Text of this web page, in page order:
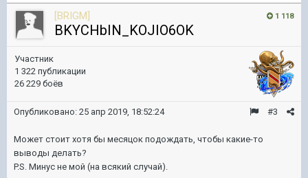
1 118
[BRIGM]
BKYCHbIN_KOJIO6OK
Участник
1 322 публикации
26 229 боёв
#3
Опубликовано: 25 апр 2019, 18:52:24
Может стоит хотя бы месяцок подождать, чтобы какие-то
выводы делать?
P.S. Минус не мой (на всякий случай).